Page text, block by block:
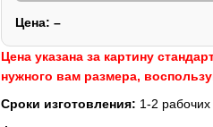
Цена: –
Цена указана за картину
нужного вам размера,
Сроки изготовления: 1-2 рабочих